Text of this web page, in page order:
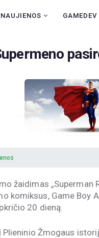
NAUJIENOS GAMEDEV
GELEŽIS
VIDEO
žaidimas „Superman
komiksus, Game Boy
20 dieną.
Plieninio Žmogaus